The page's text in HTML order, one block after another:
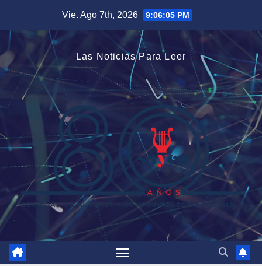
contenido
Vie. Ago 7th, 2026 9:06:05 PM
Las Noticias Para Leer